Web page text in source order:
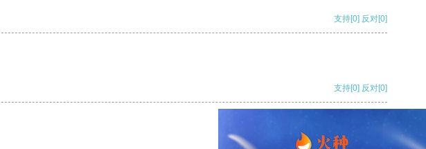
支持[0] 反对[0]
支持[0] 反对[0]